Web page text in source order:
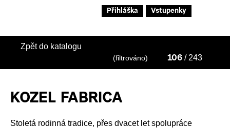
Přihláška Vstupenky
Zpět do katalogu
(filtrováno) 106 / 243
KOZEL FABRICA
Stoletá rodinná tradice, přes dvacet let spolupráce